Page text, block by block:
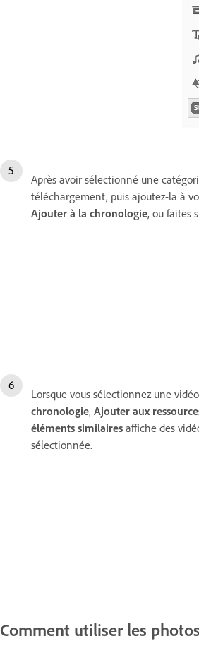
Après avoir sélectionné une
téléchargement, puis ajoutez-la à
Ajouter à la chronologie, ou faites
Lorsque vous sélectionnez une
chronologie, Ajouter aux
éléments similaires affiche des
sélectionnée.
Comment utiliser les